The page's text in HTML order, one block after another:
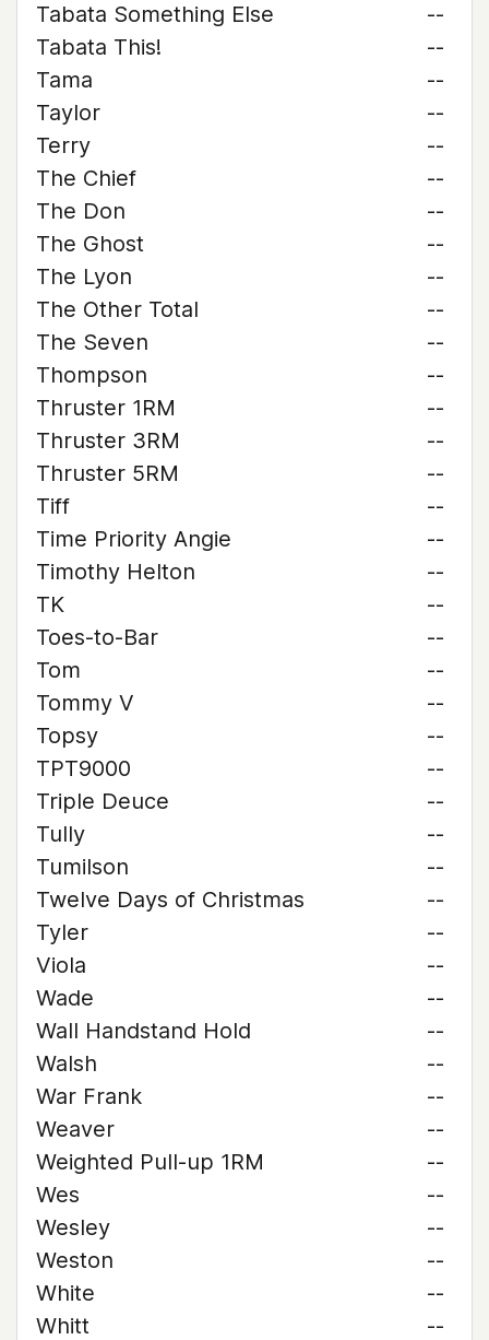
Tabata Something Else
--
Tabata This!
--
Tama
--
Taylor
--
Terry
--
The Chief
--
The Don
--
The Ghost
--
The Lyon
--
The Other Total
--
The Seven
--
Thompson
--
Thruster 1RM
--
Thruster 3RM
--
Thruster 5RM
--
Tiff
--
Time Priority Angie
--
Timothy Helton
--
TK
--
Toes-to-Bar
--
Tom
--
Tommy V
--
Topsy
--
TPT9000
--
Triple Deuce
--
Tully
--
Tumilson
--
Twelve Days of Christmas
--
Tyler
--
Viola
--
Wade
--
Wall Handstand Hold
--
Walsh
--
War Frank
--
Weaver
--
Weighted Pull-up 1RM
--
Wes
--
Wesley
--
Weston
--
White
--
Whitt
--